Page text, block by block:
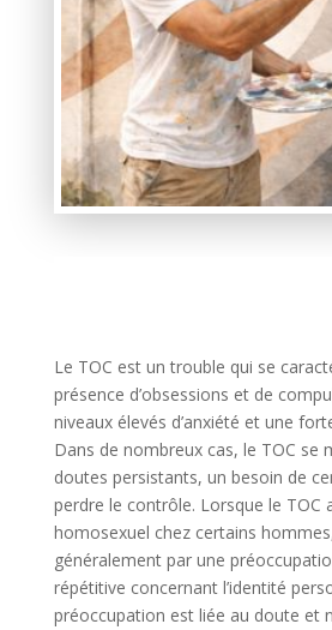
Le TOC est un trouble qui se
présence d’obsessions et de
niveaux élevés d’anxiété et une
Dans de nombreux cas, le TOC se
doutes persistants, un besoin de
perdre le contrôle. Lorsque le TOC
homosexuel chez certains
généralement par une
répétitive concernant l’identité
préoccupation est liée au doute et